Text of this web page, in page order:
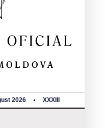
2026 XXXIII